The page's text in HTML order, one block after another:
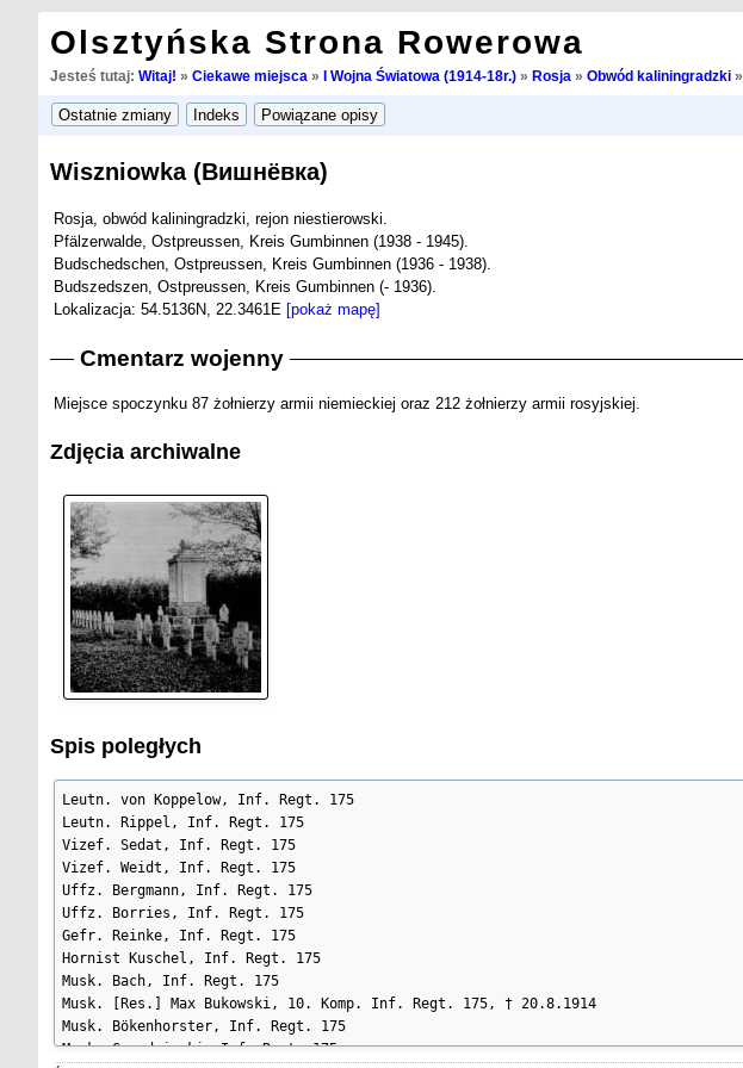
Olsztyńska Strona Rowerowa
Jesteś tutaj: Witaj! » Ciekawe miejsca » I Wojna Światowa (1914-18r.)» Rosja » Obwód kaliningradzki»
Wiszniowka (Вишнёвка)
Rosja, obwód kaliningradzki, rejon niestierowski.
Pfälzerwalde, Ostpreussen, Kreis Gumbinnen (1938 - 1945).
Budschedschen, Ostpreussen, Kreis Gumbinnen (1936 - 1938).
Budszedszen, Ostpreussen, Kreis Gumbinnen (- 1936).
Lokalizacja: 54.5136N, 22.3461E [pokaż mapę]
Cmentarz wojenny
Miejsce spoczynku 87 żołnierzy armii niemieckiej oraz 212 żołnierzy armii rosyjskiej.
Zdjęcia archiwalne
Spis poległych
Leutn. von Koppelow, Inf. Regt. 175
Leutn. Rippel, Inf. Regt. 175
Vizef. Sedat, Inf. Regt. 175
Vizef. Weidt, Inf. Regt. 175
Uffz. Bergmann, Inf. Regt. 175
Uffz. Borries, Inf. Regt. 175
Gefr. Reinke, Inf. Regt. 175
Hornist Kuschel, Inf. Regt. 175
Musk. Bach, Inf. Regt. 175
Musk. [Res.] Max Bukowski, 10. Komp. Inf. Regt. 175, † 20.8.1914
Musk. Bökenhorster, Inf. Regt. 175
Musk. Grundzinski, Inf. Regt. 175